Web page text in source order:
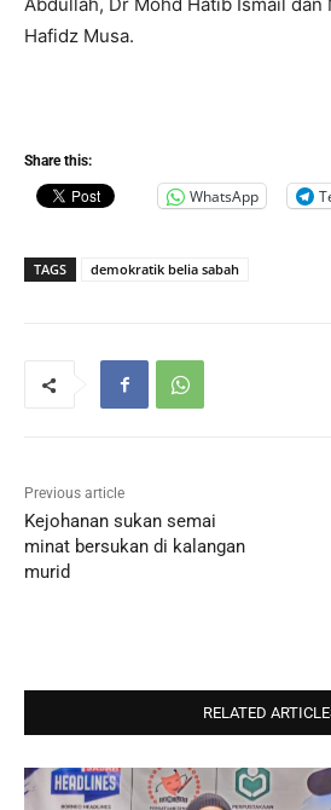
Hafidz Musa.
Share this:
WhatsApp
TAGS demokratik belia sabah
Previous article
Kejohanan sukan semai
minat bersukan di kalangan
murid
RELATED